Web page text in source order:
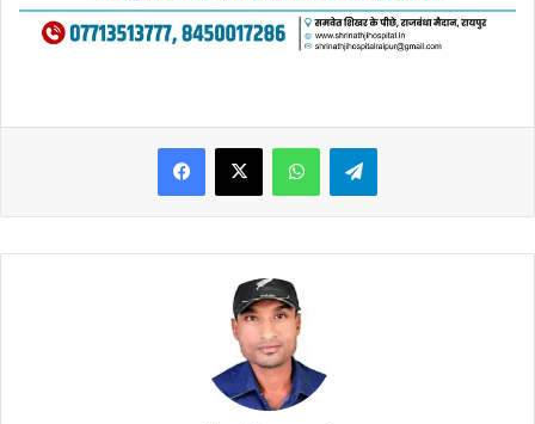
WhatsAppTelegram